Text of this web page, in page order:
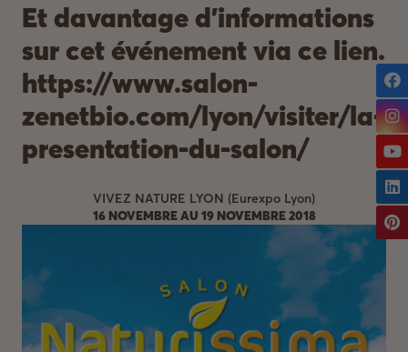
Et davantage d’informations
sur cet événement via ce lien.
https://www.salon-
zenetbio.com/lyon/visiter/la-
presentation-du-salon/
VIVEZ NATURE LYON (Eurexpo Lyon)
16 NOVEMBRE AU 19 NOVEMBRE 2018